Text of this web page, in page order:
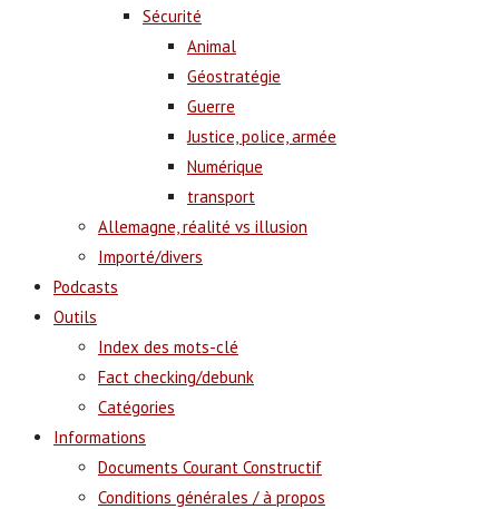
Sécurité
Animal
Géostratégie
Guerre
Justice, police, armée
Numérique
transport
Allemagne, réalité vs illusion
Importé/divers
Podcasts
Outils
Index des mots-clé
Fact checking/debunk
Catégories
Informations
Documents Courant Constructif
Conditions générales / à propos